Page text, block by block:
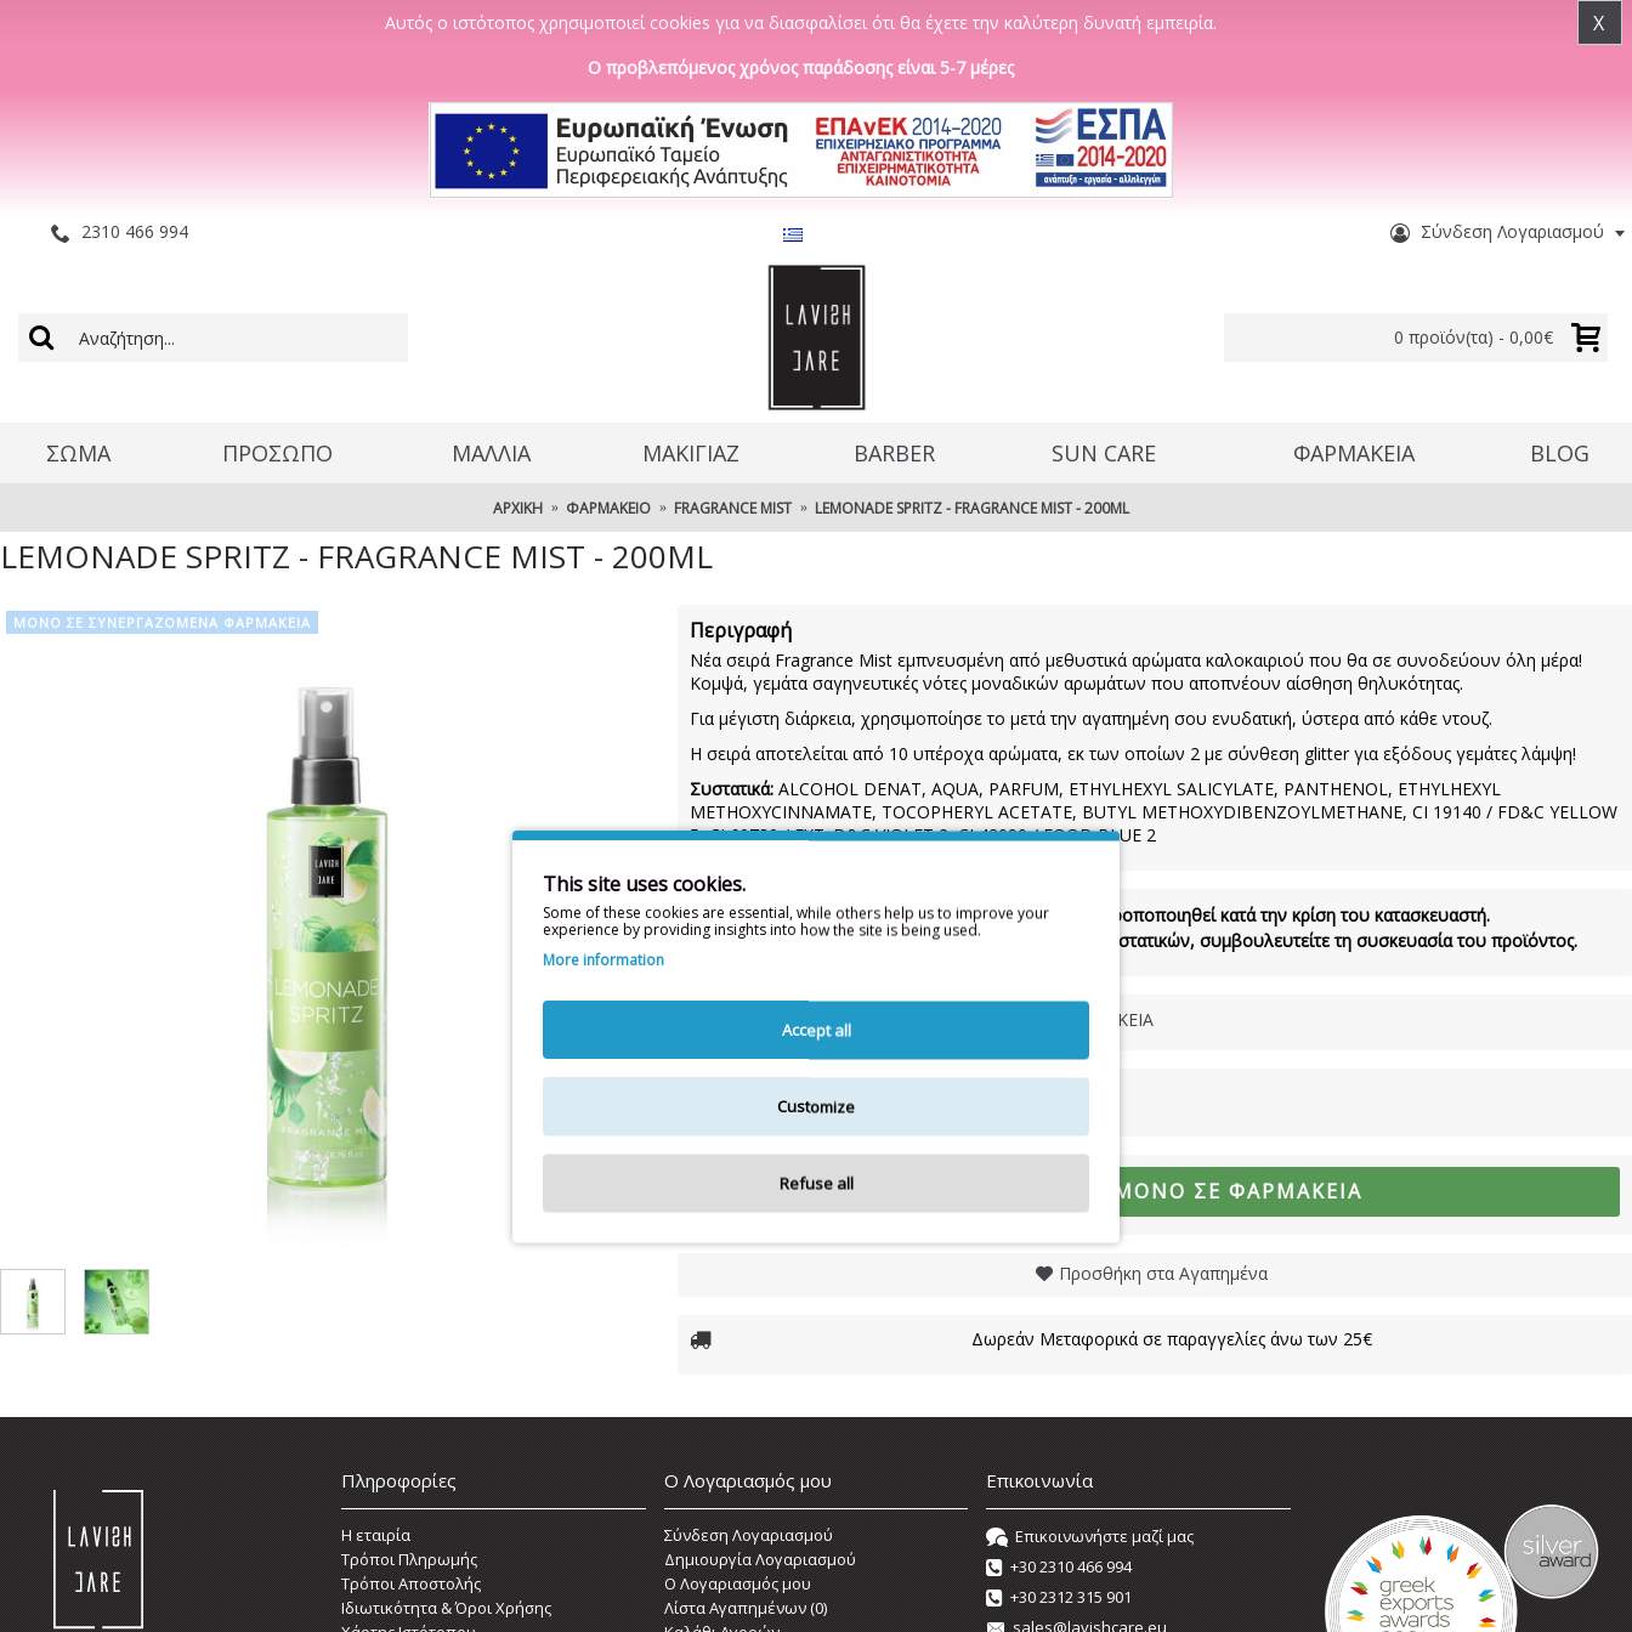
Αυτός ο ιστότοπος χρησιμοποιεί cookies για να διασφαλίσει ότι θα έχετε την καλύτερη δυνατή εμπειρία. X
Ο προβλεπόμενος χρόνος παράδοσης είναι 5-7 μέρες
2310 466 994 Σύνδεση Λογαριασμού
0 προϊόν(τα) - 0,00€
ΣΩΜΑ ΠΡΟΣΩΠΟ ΜΑΛΛΊΑ ΜΑΚΙΓΙΑΖ BARBER SUN CARE ΦΑΡΜΑΚΕΙΑ BLOG
ΑΡΧΙΚΉ ΦΑΡΜΑΚΕΊΟ FRAGRANCE MIST LEMONADE SPRITZ - FRAGRANCE MIST - 200ML
LEMONADE SPRITZ - FRAGRANCE MIST - 200ML
ΜΟΝΟ ΣΕ ΣΥΝΕΡΓΑΖΟΜΕΝΑ ΦΑΡΜΑΚΕΙΑ Περιγραφή
Νέα σειρά Fragrance Mist εμπνευσμένη από μεθυστικά αρώματα καλοκαιριού που θα σε συνοδεύουν όλη μέρα!
Κομψά, γεμάτα σαγηνευτικές νότες μοναδικών αρωμάτων που αποπνέουν αίσθηση θηλυκότητας.
Για μέγιστη διάρκεια, χρησιμοποίησε το μετά την αγαπημένη σου ενυδατική, ύστερα από κάθε ντουζ.
Η σειρά αποτελείται από 10 υπέροχα αρώματα, εκ των οποίων 2 με σύνθεση glitter για εξόδους γεμάτες λάμψη!
Συστατικά: ALCOHOL DENAT, AQUA, PARFUM, ETHYLHEXYL SALICYLATE, PANTHENOL, ETHYLHEXYL
METHOXYCINNAMATE, TOCOPHERYL ACETATE, BUTYL METHOXYDIBENZOYLMETHANE, CI 19140 / FD&C YELLOW
5, CI 60730 / EXT. D&C VIOLET 2, CI 42090 / FOOD BLUE 2
Η λίστα συστατικών δύναται να τροποποιηθεί κατά την κρίση του κατασκευαστή.
Για την πιο πλήρη και ενημερωμένη λίστα συστατικών, συμβουλευτείτε τη συσκευασία του προϊόντος.
Διαθεσιμότητα: ΜΟΝΟ ΣΕ ΣΥΝΕΡΓΑΖΟΜΕΝΑ ΦΑΡΜΑΚΕΙΑ
10,00€
ΔΙΑΘΈΣΙΜΟ ΜΌΝΟ ΣΕ ΦΑΡΜΑΚΕΊΑ
Προσθήκη στα Αγαπημένα
Δωρεάν Μεταφορικά σε παραγγελίες άνω των 25€
Πληροφορίες
Η εταιρία
Τρόποι Πληρωμής
Τρόποι Αποστολής
Ιδιωτικότητα & Όροι Χρήσης
Ο Λογαριασμός μου
Σύνδεση Λογαριασμού
Δημιουργία Λογαριασμού
O Λογαριασμός μου
Λίστα Αγαπημένων (0)
Επικοινωνία
Επικοινωνήστε μαζί μας
+30 2310 466 994
+30 2312 315 901
sales@lavishcare.eu
This site uses cookies.
Some of these cookies are essential, while others help us to improve your
experience by providing insights into how the site is being used.
More information
Accept all
Customize
Refuse all